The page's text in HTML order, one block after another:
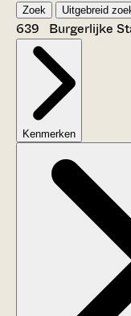
Zoek Uitgebreid
639 Burgerlijke
Kenmerken